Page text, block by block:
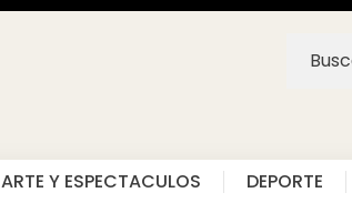
ARTE Y ESPECTACULOS DEPORTE